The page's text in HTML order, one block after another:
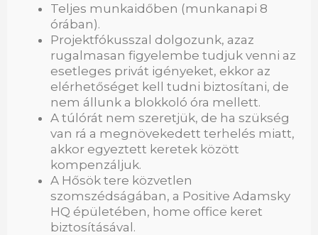
Teljes munkaidőben (munkanapi 8
órában).
Projektfókusszal dolgozunk, azaz
rugalmasan figyelembe tudjuk venni az
esetleges privát igényeket, ekkor az
elérhetőséget kell tudni biztosítani, de
nem állunk a blokkoló óra mellett.
A túlórát nem szeretjük, de ha szükség
van rá a megnövekedett terhelés miatt,
akkor egyeztett keretek között
kompenzáljuk.
A Hősök tere közvetlen
szomszédságában, a Positive Adamsky
HQ épületében, home office keret
biztosításával.